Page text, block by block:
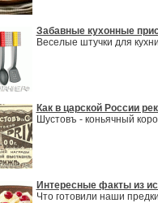
Забавные кухонные
Веселые штучки для
Как в царской России
Шустовъ - коньячный
Интересные факты из
Что готовили наши